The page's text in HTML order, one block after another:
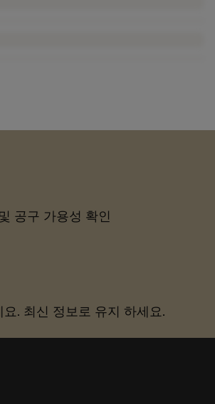
공구 가용성 확인
. 최신 정보로 유지 하세요.